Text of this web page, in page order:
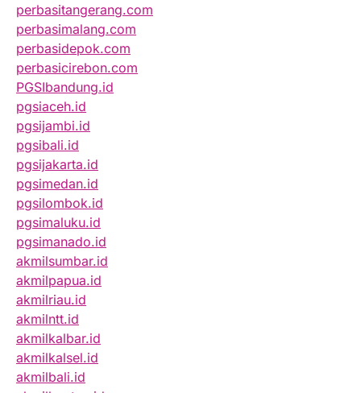
perbasitangerang.com
perbasimalang.com
perbasidepok.com
perbasicirebon.com
PGSIbandung.id
pgsiaceh.id
pgsijambi.id
pgsibali.id
pgsijakarta.id
pgsimedan.id
pgsilombok.id
pgsimaluku.id
pgsimanado.id
akmilsumbar.id
akmilpapua.id
akmilriau.id
akmilntt.id
akmilkalbar.id
akmilkalsel.id
akmilbali.id